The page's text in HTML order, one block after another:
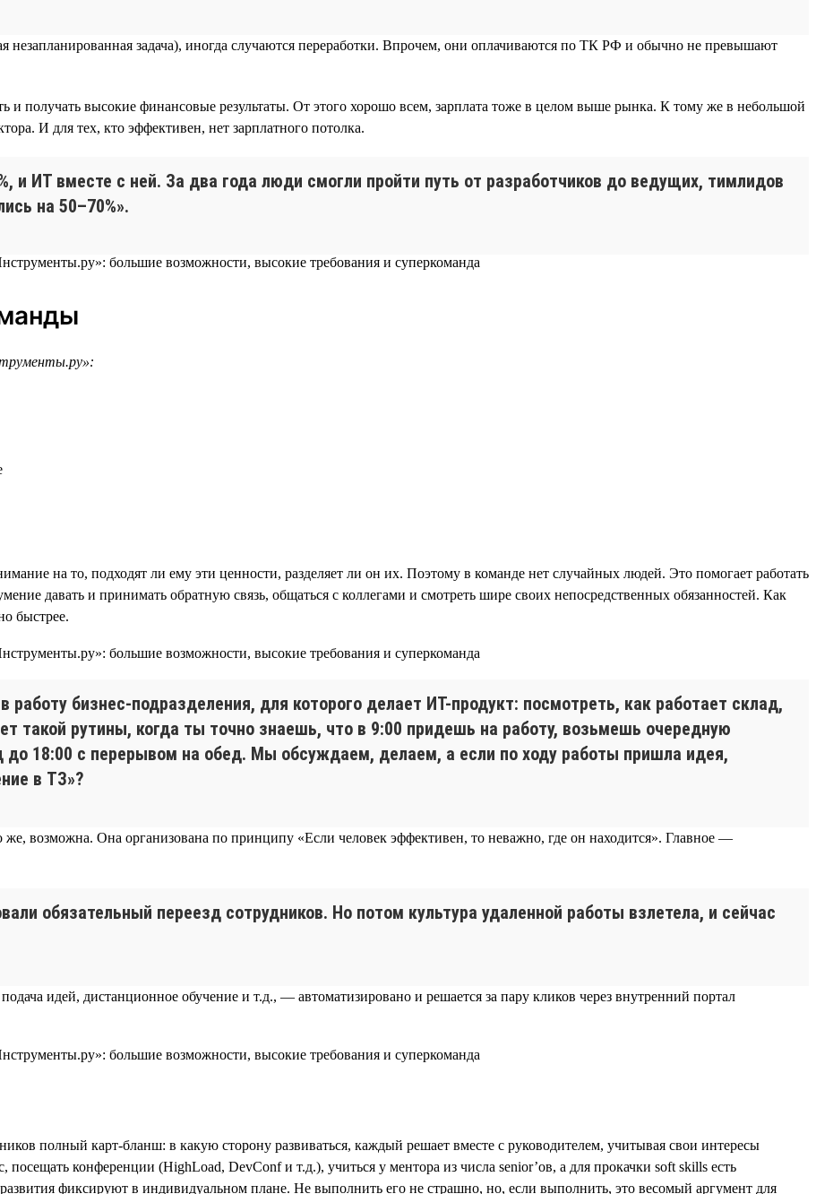
незапланированная задача), иногда случаются переработки. Впрочем, они оплачиваются по ТК РФ и обычно не превышают
и получать высокие финансовые результаты. От этого хорошо всем, зарплата тоже в целом выше рынка. К тому же в небольшой
И для тех, кто эффективен, нет зарплатного потолка.
и ИТ вместе с ней. За два года люди смогли пройти путь от разработчиков до ведущих, тимлидов
на 50–70%».
на то, подходят ли ему эти ценности, разделяет ли он их. Поэтому в команде нет случайных людей. Это помогает работать
давать и принимать обратную связь, общаться с коллегами и смотреть шире своих непосредственных обязанностей. Как
быстрее.
бизнес-подразделения, для которого делает ИТ-продукт: посмотреть, как работает склад,
такой рутины, когда ты точно знаешь, что в 9:00 придешь на работу, возьмешь очередную
до 18:00 с перерывом на обед. Мы обсуждаем, делаем, а если по ходу работы пришла идея,
в ТЗ»?
возможна. Она организована по принципу «Если человек эффективен, то неважно, где он находится». Главное —
обязательный переезд сотрудников. Но потом культура удаленной работы взлетела, и сейчас
идей, дистанционное обучение и т.д., — автоматизировано и решается за пару кликов через внутренний портал
полный карт-бланш: в какую сторону развиваться, каждый решает вместе с руководителем, учитывая свои интересы
конференции (HighLoad, DevConf и т.д.), учиться у ментора из числа senior’ов, а для прокачки soft skills есть
фиксируют в индивидуальном плане. Не выполнить его не страшно, но, если выполнить, это весомый аргумент для